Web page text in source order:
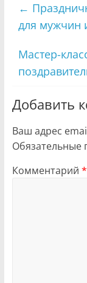
←
для мужчин
Мастер-
Добавить
Ваш адрес
Обязательные
Комментарий *